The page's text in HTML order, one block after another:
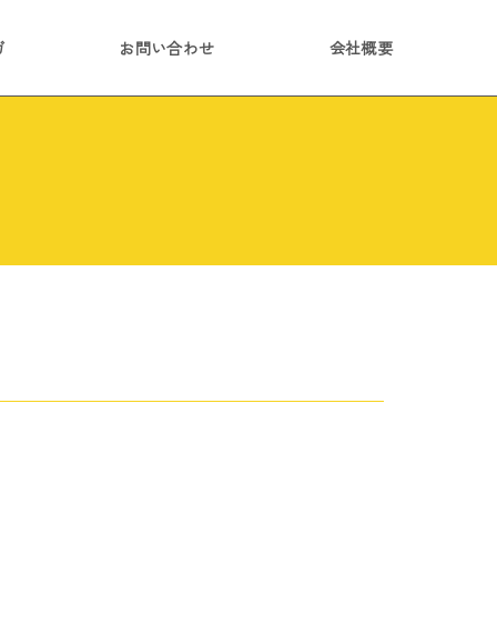
お問い合わせ 会社概要